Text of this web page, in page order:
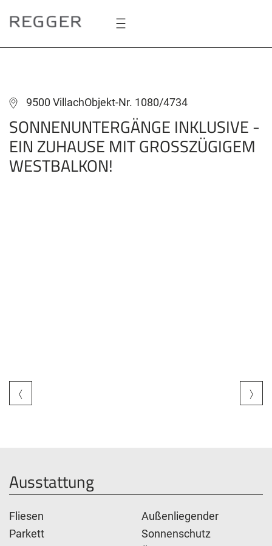
Zum
Hauptinhalt
9500 VillachObjekt-Nr. 1080/4734
SONNENUNTERGÄNGE INKLUSIVE -
EIN ZUHAUSE MIT GROSSZÜGIGEM
WESTBALKON!
Ausstattung
Fliesen
Parkett
Außenliegender
Sonnenschutz